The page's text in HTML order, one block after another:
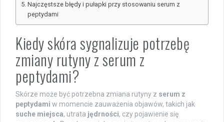
Najczęstsze błędy i pułapki przy stosowaniu serum z
peptydami
Kiedy skóra sygnalizuje potrzebę
zmiany rutyny z serum z
peptydami?
Skórze może być potrzebna zmiana rutyny z serum z
peptydami w momencie zauważenia objawów, takich jak
suche miejsca, utrata jędrności, czy pojawienie się